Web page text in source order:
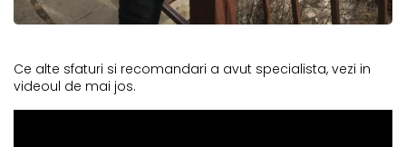
Ce alte sfaturi si recomandari a avut specialista, vezi in
videoul de mai jos.